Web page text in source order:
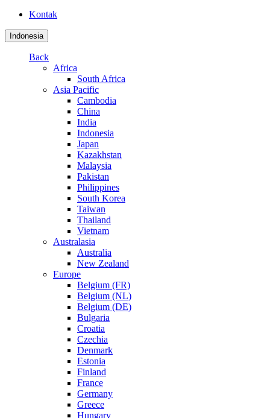
Kontak
Indonesia
Back
Africa
South Africa
Asia Pacific
Cambodia
China
India
Indonesia
Japan
Kazakhstan
Malaysia
Pakistan
Philippines
South Korea
Taiwan
Thailand
Vietnam
Australasia
Australia
New Zealand
Europe
Belgium (FR)
Belgium (NL)
Belgium (DE)
Bulgaria
Croatia
Czechia
Denmark
Estonia
Finland
France
Germany
Greece
Hungary